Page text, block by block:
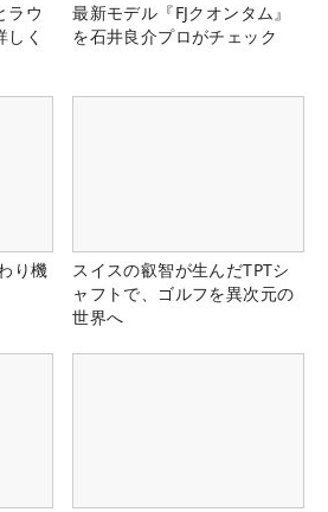
ラウ
く
最新モデル『FJクオンタム』
を石井良介プロがチェック
り機
スイスの叡智が生んだTPTシ
ャフトで、ゴルフを異次元の
世界へ